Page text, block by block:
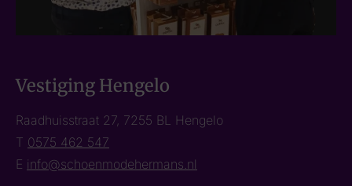
Vestiging Hengelo
Raadhuisstraat 27, 7255 BL Hengelo
T 0575 462 547
E info@schoenmodehermans.nl